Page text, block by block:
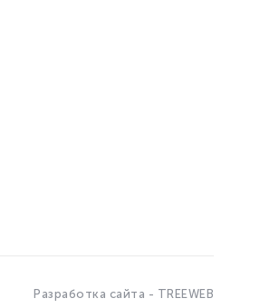
Разработка сайта - TREEWEB